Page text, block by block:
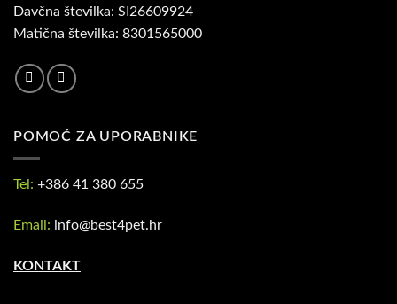
Davčna številka: SI26609924
Matična številka: 8301565000
POMOČ ZA UPORABNIKE
Tel: +386 41 380 655
Email: info@best4pet.hr
KONTAKT